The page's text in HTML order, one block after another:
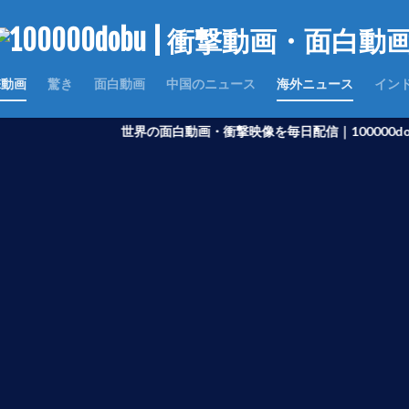
画 驚き 面白動画 中国のニュース 海外ニュース イン
世界の面白動画・衝撃映像を毎日配信｜100000dobu